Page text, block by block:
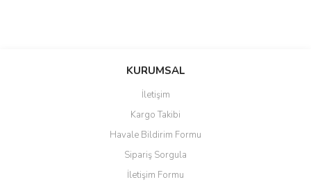
KURUMSAL
İletişim
Kargo Takibi
Havale Bildirim Formu
Sipariş Sorgula
İletişim Formu